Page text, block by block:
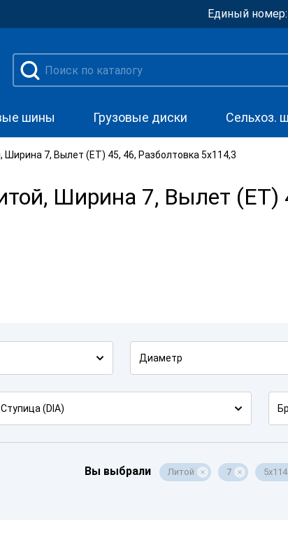
Единый номер:
шины Грузовые диски Сельхоз.
7, Вылет (ET) 45, 46, Разболтовка 5x114,3
Ширина 7, Вылет (ET)
Диаметр
Ступица (DIA)
Вы выбрали Литой 7